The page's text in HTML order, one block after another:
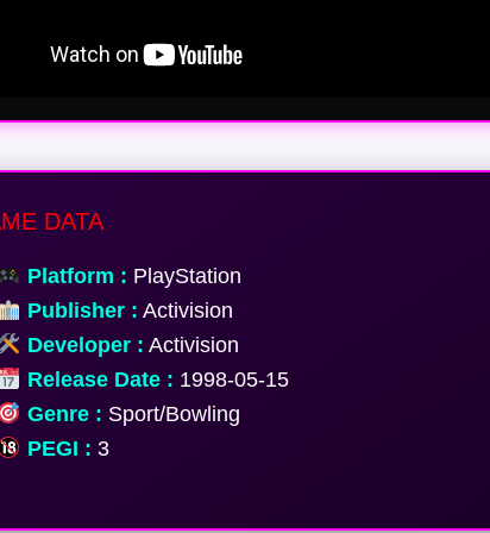
DATA
Platform : PlayStation
Publisher : Activision
Developer : Activision
Release Date : 1998-05-15
Genre : Sport/Bowling
PEGI : 3